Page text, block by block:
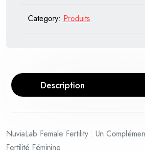
Category: Produits
Description
NuviaLab Female Fertility : Un
Fertilité Féminine